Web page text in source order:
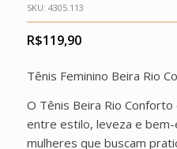
SKU: 4305.113
R$119,90
Tênis Feminino Beira Rio
O Tênis Beira Rio
entre estilo, leveza e
mulheres que buscam